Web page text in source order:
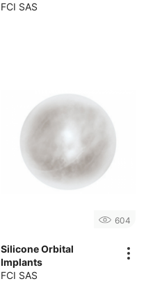
FCI SAS
604
Silicone Orbital
Implants
FCI SAS